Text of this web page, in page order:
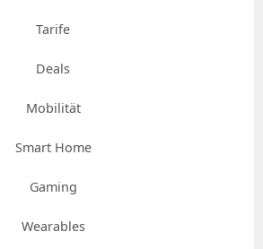
Tarife
Deals
Mobilität
Smart Home
Gaming
Wearables